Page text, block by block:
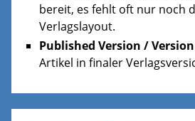
bereit, es fehlt oft nur noch
Verlagslayout.
Published Version / Version
Artikel in finaler